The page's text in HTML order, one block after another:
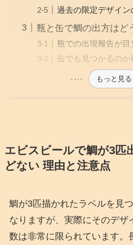
過去の限定デザイン
瓶と缶で鯛の出方はど
瓶での出現報告が目
缶でも見つかるのか
もっと見る
エビスビールで鯛が3匹
どない 理由と注意点
鯛が3匹描かれたラベルを見
なりますが、実際にそのデザ
数は非常に限られています。